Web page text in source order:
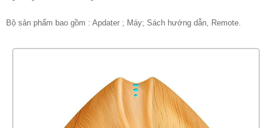
Bộ sản phẩm bao gồm : Apdater ; Máy; Sách hướng dẫn, Remote.